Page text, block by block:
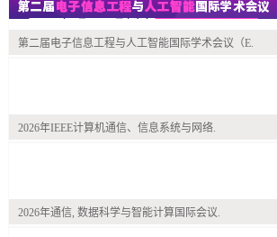
第二届电子信息工程与人工智能国际学术会议（E.
2026年IEEE计算机通信、信息系统与网络.
2026年通信, 数据科学与智能计算国际会议.